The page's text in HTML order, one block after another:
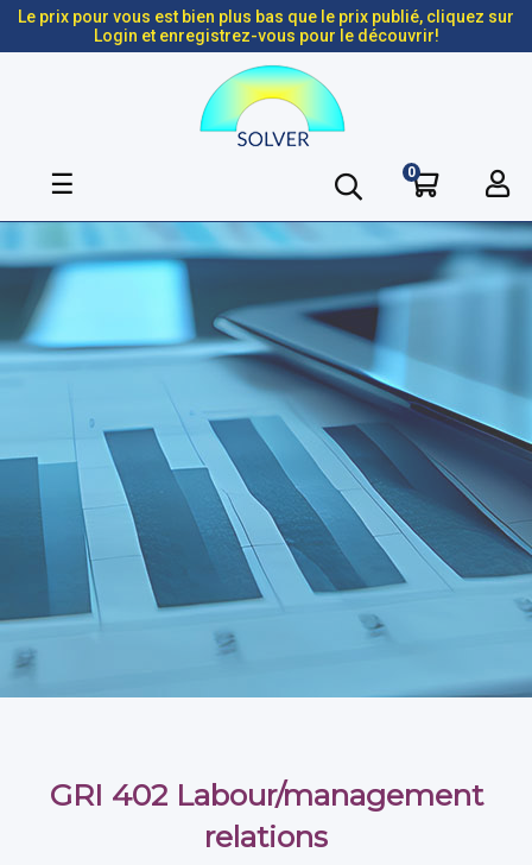
Le prix pour vous est bien plus bas que le prix publié, cliquez sur
Login et enregistrez-vous pour le découvrir!
Basculer
navigation
☰ 0
GRI 402 Labour/management
relations